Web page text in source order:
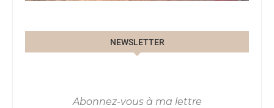
NEWSLETTER
Abonnez-vous à ma lettre